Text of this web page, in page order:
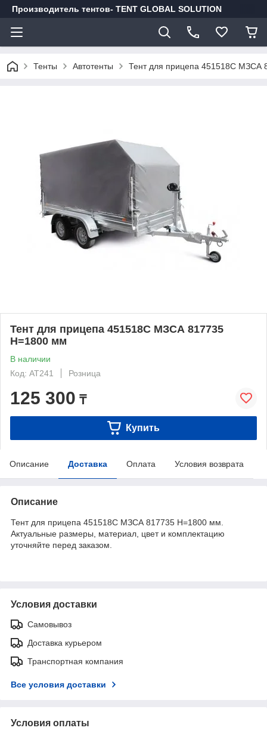
Производитель тентов- TENT GLOBAL SOLUTION
Тенты Автотенты Тент для прицепа 451518С МЗСА
Тент для прицепа 451518С МЗСА 817735
Н=1800 мм
В наличии
Код: AT241
Розница
125 300 ₸
Купить
Описание Доставка Оплата Условия возврата
Описание
Тент для прицепа 451518С МЗСА 817735 Н=1800 мм.
Актуальные размеры, материал, цвет и комплектацию
уточняйте перед заказом.
Условия доставки
Самовывоз
Доставка курьером
Транспортная компания
Все условия доставки
Условия оплаты